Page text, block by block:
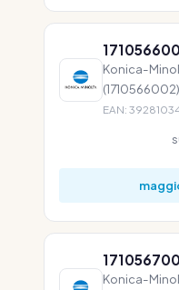
Konica-
EAN:
Konica-